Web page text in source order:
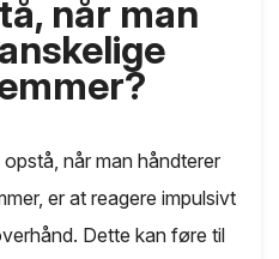
når man
når man håndterer
er at reagere impulsivt
Dette kan føre til